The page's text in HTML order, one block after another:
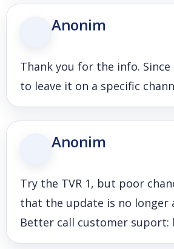
Anonim
Thank you for the info.
to leave it on a specific
Anonim
Try the TVR 1, but poor
that the update is no longer
Better call customer